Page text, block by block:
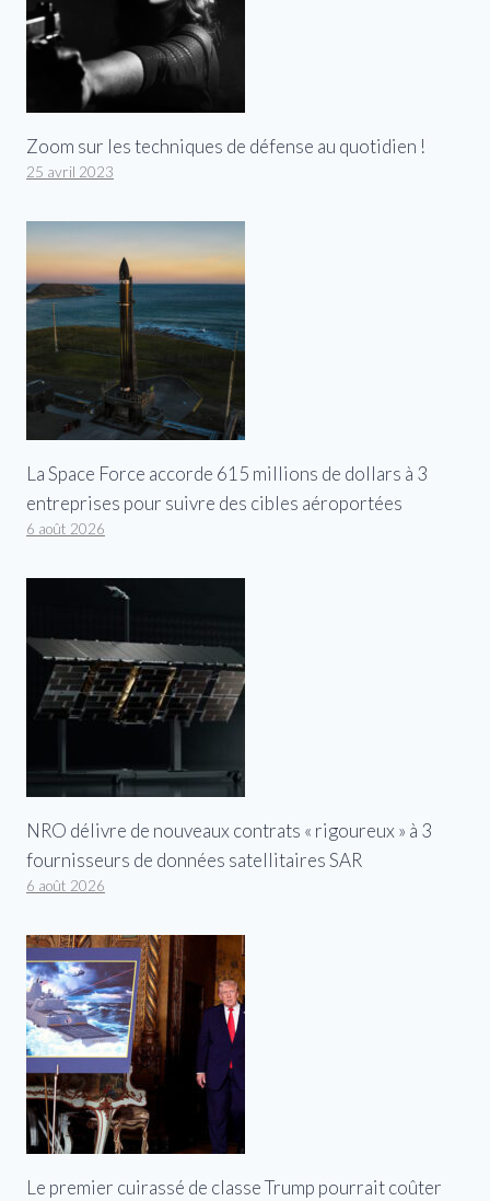
Zoom sur les techniques de défense au quotidien !
25 avril 2023
La Space Force accorde 615 millions de dollars à 3
entreprises pour suivre des cibles aéroportées
6 août 2026
NRO délivre de nouveaux contrats « rigoureux » à 3
fournisseurs de données satellitaires SAR
6 août 2026
Le premier cuirassé de classe Trump pourrait coûter